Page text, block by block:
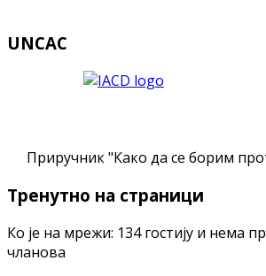
UNCAC
Приручник "Како да се борим
Тренутно на страници
Ко је на мрежи: 134 гостију и нема
чланова